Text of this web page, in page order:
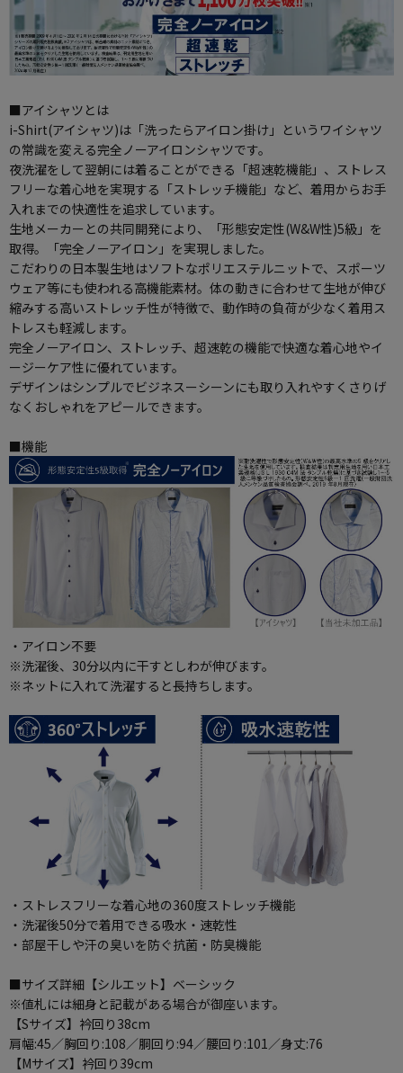
■アイシャツとは
i-Shirt(アイシャツ)は「洗ったらアイロン掛け」というワイシャツ
の常識を変える完全ノーアイロンシャツです。
夜洗濯をして翌朝には着ることができる「超速乾機能」、ストレス
フリーな着心地を実現する「ストレッチ機能」など、着用からお手
入れまでの快適性を追求しています。
生地メーカーとの共同開発により、「形態安定性(W&W性)5級」を
取得。「完全ノーアイロン」を実現しました。
こだわりの日本製生地はソフトなポリエステルニットで、スポーツ
ウェア等にも使われる高機能素材。体の動きに合わせて生地が伸び
縮みする高いストレッチ性が特徴で、動作時の負荷が少なく着用ス
トレスも軽減します。
完全ノーアイロン、ストレッチ、超速乾の機能で快適な着心地やイ
ージーケア性に優れています。
デザインはシンプルでビジネスーシーンにも取り入れやすくさりげ
なくおしゃれをアピールできます。
■機能
・アイロン不要
※洗濯後、30分以内に干すとしわが伸びます。
※ネットに入れて洗濯すると長持ちします。
・ストレスフリーな着心地の360度ストレッチ機能
・洗濯後50分で着用できる吸水・速乾性
・部屋干しや汗の臭いを防ぐ抗菌・防臭機能
■サイズ詳細【シルエット】ベーシック
※値札には細身と記載がある場合が御座います。
【Sサイズ】衿回り38cm
肩幅:45／胸回り:108／胴回り:94／腰回り:101／身丈:76
【Mサイズ】衿回り39cm